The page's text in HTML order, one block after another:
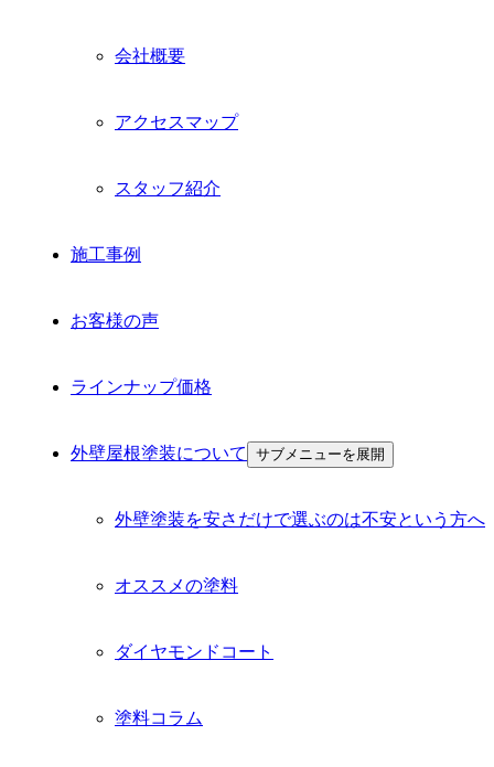
会社概要
アクセスマップ
スタッフ紹介
施工事例
お客様の声
ラインナップ価格
外壁屋根塗装について サブメニューを展開
外壁塗装を安さだけで選ぶのは不安という方へ
オススメの塗料
ダイヤモンドコート
塗料コラム